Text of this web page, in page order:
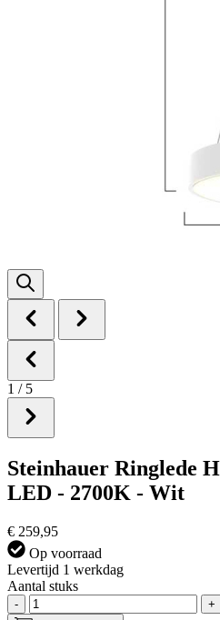
1 / 5
Steinhauer Ringlede
LED - 2700K - Wit
€ 259,95
Op voorraad
Levertijd 1 werkdag
Aantal stuks
-
+